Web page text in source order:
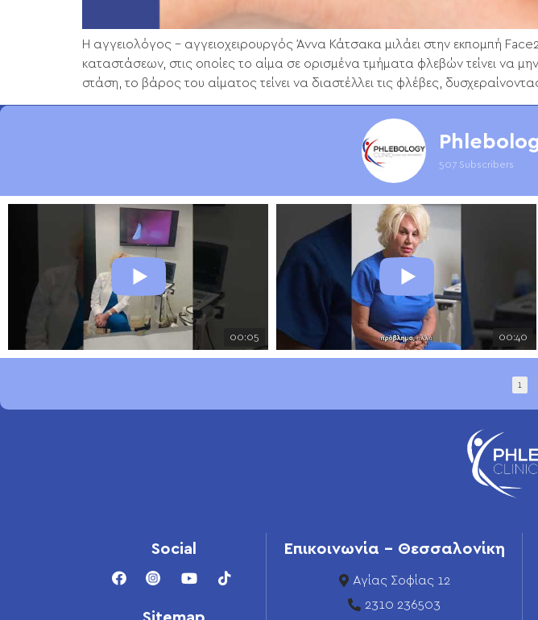
Η αγγειολόγος – αγγειοχειρουργός Άννα Κάτσακα μιλάει στην εκπομπή
καταστάσεων, στις οποίες το αίμα σε ορισμένα τμήματα φλεβών τείνει να
στάση, το βάρος του αίματος τείνει να διαστέλλει τις φλέβες,
507 Subscribers
00:05 00:40
1
Social Επικοινωνία - Θεσσαλονίκη
Αγίας Σοφίας 12
2310 236503